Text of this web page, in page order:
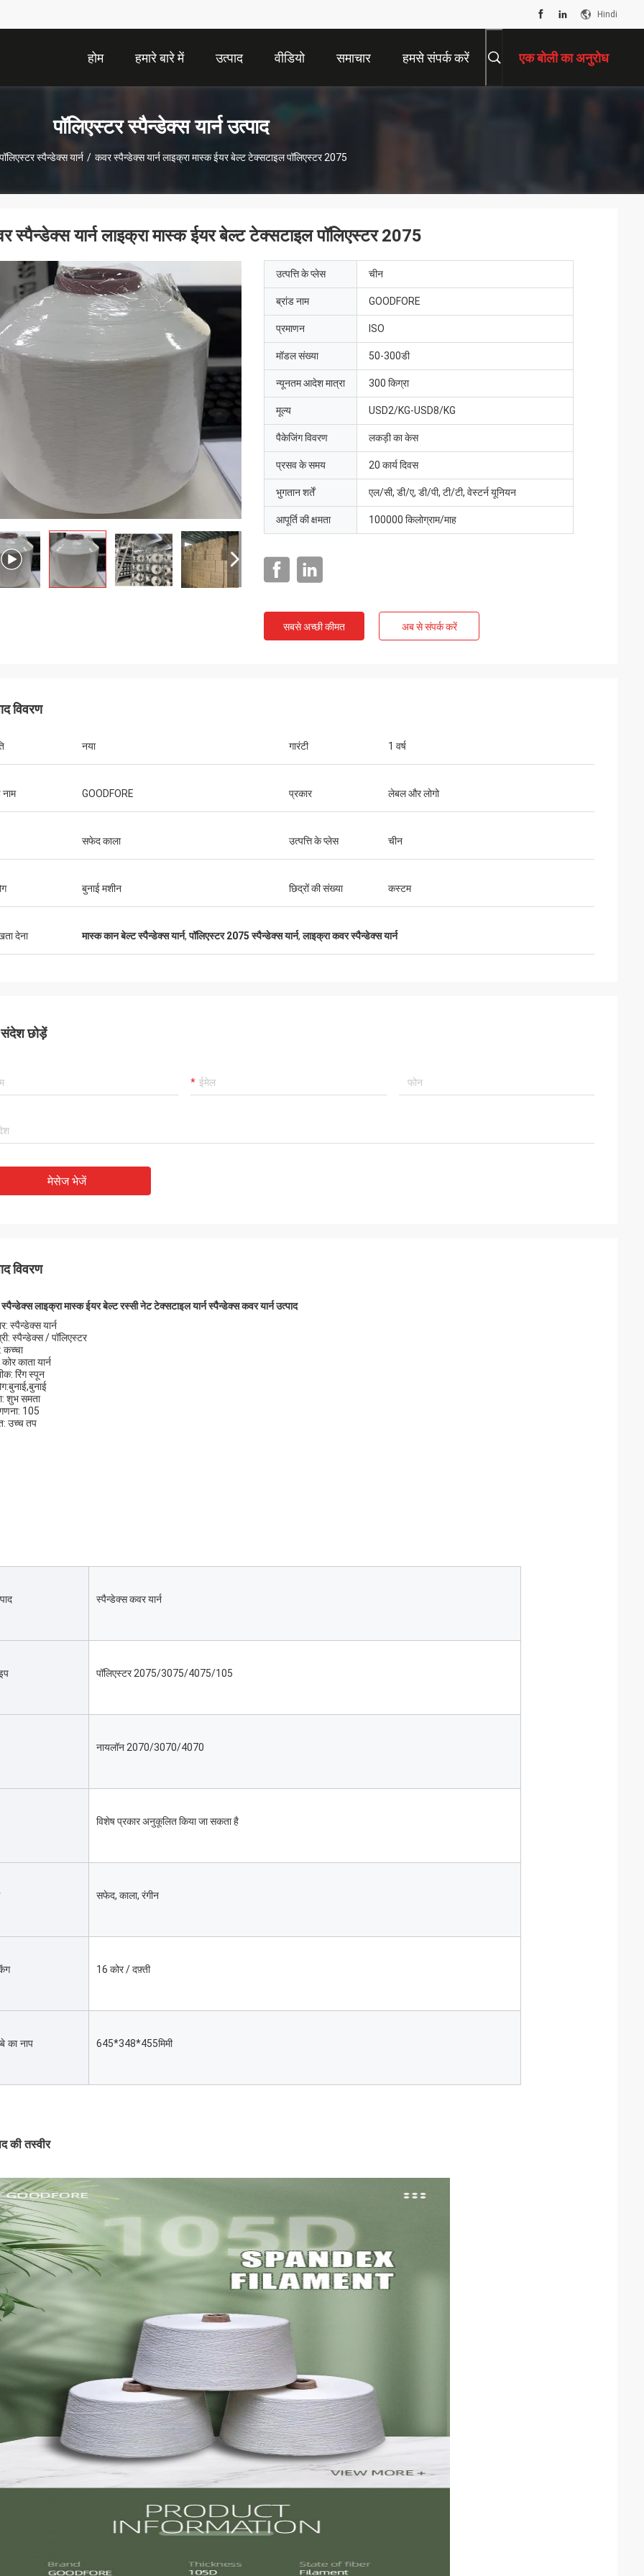
Hindi
होम हमारे बारे में उत्पाद वीडियो समाचार हमसे संपर्क करें एक बोली का अनुरोध
पॉलिएस्टर स्पैन्डेक्स यार्न उत्पाद
पॉलिएस्टर स्पैन्डेक्स यार्न / कवर स्पैन्डेक्स यार्न लाइक्रा मास्क ईयर बेल्ट टेक्सटाइल पॉलिएस्टर 2075
दोस्तों को
स्पैन्डेक्स यार्न लाइक्रा मास्क ईयर बेल्ट टेक्सटाइल पॉलिएस्टर 2075
उत्पत्ति के प्लेस चीन
ब्रांड नाम GOODFORE
प्रमाणन ISO
मॉडल संख्या 50-300डी
न्यूनतम आदेश मात्रा 300 किग्रा
मूल्य USD2/KG-USD8/KG
पैकेजिंग विवरण लकड़ी का केस
प्रसव के समय 20 कार्य दिवस
भुगतान शर्तें एल/सी, डी/ए, डी/पी, टी/टी, वेस्टर्न यूनियन
आपूर्ति की क्षमता 100000 किलोग्राम/माह
सबसे अच्छी कीमत अब से संपर्क करें
विवरण
नया गारंटी 1 वर्ष
नाम GOODFORE प्रकार लेबल और लोगो
सफेद काला उत्पत्ति के प्लेस चीन
बुनाई मशीन छिद्रों की संख्या कस्टम
देना मास्क कान बेल्ट स्पैन्डेक्स यार्न,पॉलिएस्टर 2075 स्पैन्डेक्स यार्न,लाइक्रा कवर स्पैन्डेक्स यार्न
छोड़ें
मेसेज भेजें
विवरण
लाइक्रा मास्क ईयर बेल्ट रस्सी नेट टेक्सटाइल यार्न स्पैन्डेक्स कवर यार्न उत्पाद
स्पैन्डेक्स यार्न
स्पैन्डेक्स / पॉलिएस्टर
कच्चा
काता यार्न
रिंग स्पून
शुभ समता
गणना: 105
उच्च तप
स्पैन्डेक्स कवर यार्न
पॉलिएस्टर 2075/3075/4075/105
नायलॉन 2070/3070/4070
विशेष प्रकार अनुकूलित किया जा सकता है
सफेद, काला, रंगीन
16 कोर / दफ़्ती
का नाप 645*348*455मिमी
की तस्वीर